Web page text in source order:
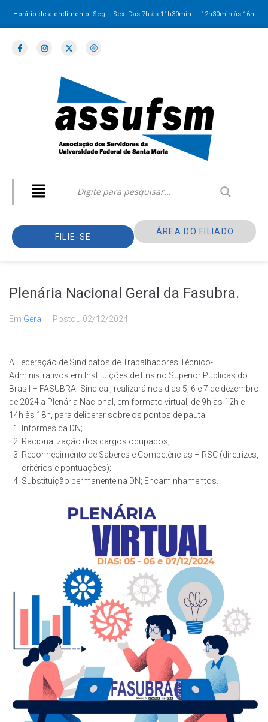
Horário de atendimento: Seg – Sex: Das 7h às 11h30min – 12h30minàs 16h
FILIE-SE
ÁREA DO FILIADO
Plenária Nacional Geral da Fasubra.
Em Geral Postou 02/12/2024
A Federação de Sindicatos de Trabalhadores Técnico-
Administrativos em Instituições de Ensino Superior Públicas do
Brasil – FASUBRA- Sindical, realizará nos dias 5, 6 e 7 de dezembro
de 2024 a Plenária Nacional, em formato virtual, de 9h às 12h e
14h às 18h, para deliberar sobre os pontos de pauta:
Informes da DN;
Racionalização dos cargos ocupados;
Reconhecimento de Saberes e Competências – RSC (diretrizes,
critérios e pontuações);
Substituição permanente na DN; Encaminhamentos.